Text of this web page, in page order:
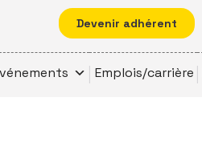
Devenir adhérent
Emplois/carrière